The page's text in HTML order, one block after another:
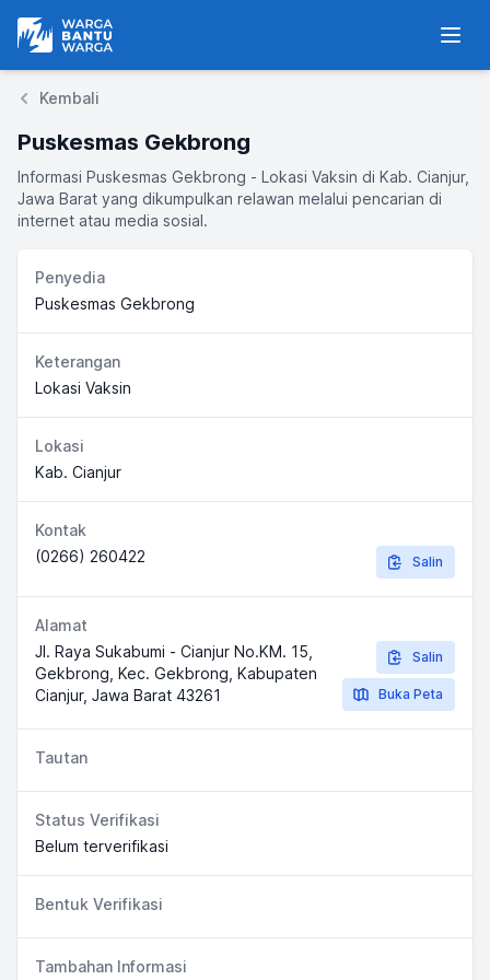
Warga Bantu Warga
Kembali
Puskesmas Gekbrong
Informasi Puskesmas Gekbrong - Lokasi Vaksin di Kab. Cianjur,
Jawa Barat yang dikumpulkan relawan melalui pencarian di
internet atau media sosial.
Penyedia
Puskesmas Gekbrong
Keterangan
Lokasi Vaksin
Lokasi
Kab. Cianjur
Kontak
(0266) 260422
Salin
Alamat
Jl. Raya Sukabumi - Cianjur No.KM. 15,
Gekbrong, Kec. Gekbrong, Kabupaten
Cianjur, Jawa Barat 43261
Salin
Buka Peta
Tautan
Status Verifikasi
Belum terverifikasi
Bentuk Verifikasi
Tambahan Informasi